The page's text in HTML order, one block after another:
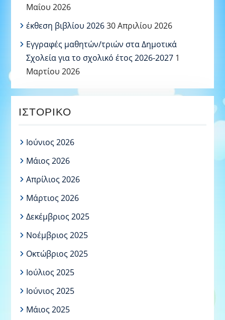
Μαΐου 2026
έκθεση βιβλίου 202630 Απριλίου 2026
Εγγραφές μαθητών/τριών στα Δημοτικά
Σχολεία για το σχολικό έτος 2026-2027 1
Μαρτίου 2026
ΙΣΤΟΡΙΚΌ
Ιούνιος 2026
Μάιος 2026
Απρίλιος 2026
Μάρτιος 2026
Δεκέμβριος 2025
Νοέμβριος 2025
Οκτώβριος 2025
Ιούλιος 2025
Ιούνιος 2025
Μάιος 2025